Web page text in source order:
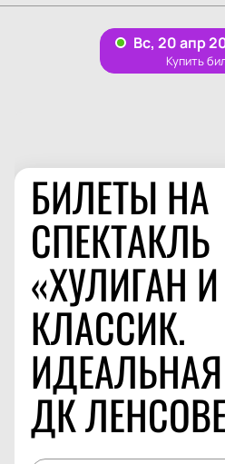
БИЛЕТЫ НА
СПЕКТАКЛЬ
«ХУЛИГАН И
КЛАССИК.
ДК